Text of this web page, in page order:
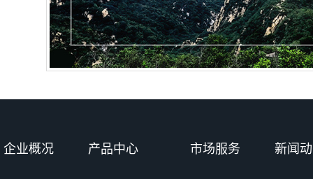
企业概况 产品中心 市场服务 新闻